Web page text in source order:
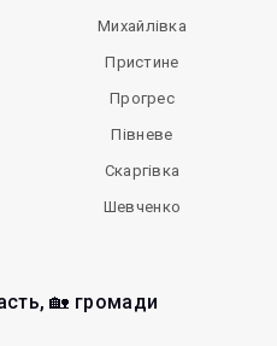
Михайлівка
Пристине
Прогрес
Півневе
Скаргівка
Шевченко
🏡 громади